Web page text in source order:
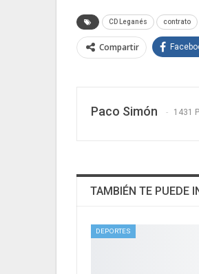
CD Leganés contrato
Compartir
Paco Simón 1431
TAMBIÉN TE PUEDE
DEPORTES